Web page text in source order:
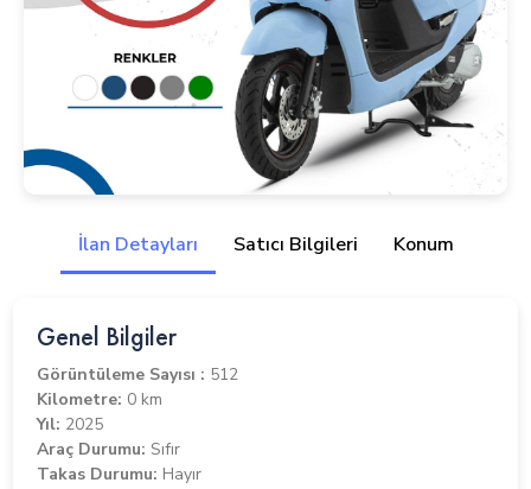
İlan Detayları Satıcı Bilgileri Konum
Genel Bilgiler
Görüntüleme Sayısı : 512
Kilometre: 0 km
Yıl: 2025
Araç Durumu: Sıfır
Takas Durumu: Hayır